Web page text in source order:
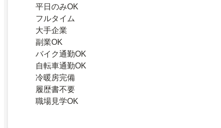
平日のみOK
フルタイム
大手企業
副業OK
バイク通勤OK
自転車通勤OK
冷暖房完備
履歴書不要
職場見学OK